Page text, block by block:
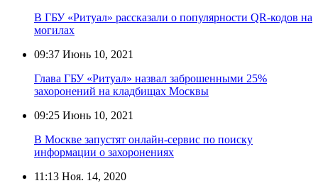
В ГБУ «Ритуал» рассказали о популярности QR-кодов на
могилах
09:37 Июнь 10, 2021
Глава ГБУ «Ритуал» назвал заброшенными 25%
захоронений на кладбищах Москвы
09:25 Июнь 10, 2021
В Москве запустят онлайн-сервис по поиску
информации о захоронениях
11:13 Ноя. 14, 2020